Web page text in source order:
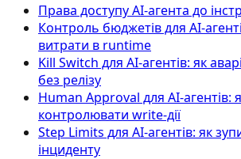
Права доступу AI‑агента до
Контроль бюджетів для AI-
витрати в runtime
Kill Switch для AI-агентів: як
без релізу
Human Approval для AI-агентів:
контролювати write-дії
Step Limits для AI-агентів: як
інциденту